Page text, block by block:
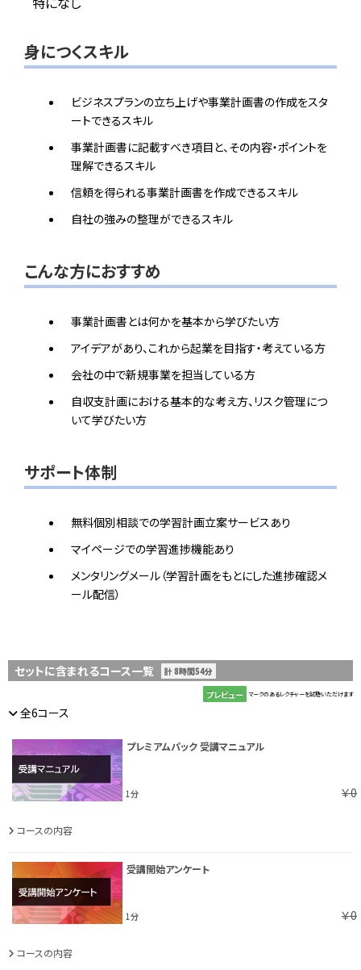
身につくスキル
ビジネスプランの立ち上げや事業計画書の作成をスタ
ートできるスキル
事業計画書に記載すべき項目と、その内容・ポイントを
理解できるスキル
信頼を得られる事業計画書を作成できるスキル
自社の強みの整理ができるスキル
こんな方におすすめ
事業計画書とは何かを基本から学びたい方
アイデアがあり、これから起業を目指す・考えている方
会社の中で新規事業を担当している方
自収支計画における基本的な考え方、リスク管理につ
いて学びたい方
サポート体制
無料個別相談での学習計画立案サービスあり
マイページでの学習進捗機能あり
メンタリングメール（学習計画をもとにした進捗確認メ
ール配信）
セットに含まれるコース一覧 計 8時間54分
プレビュー マークのあるレクチャーを試聴いただけます
全6コース
プレミアムパック 受講マニュアル
1分 ￥0
コースの内容
受講開始アンケート
1分 ￥0
コースの内容